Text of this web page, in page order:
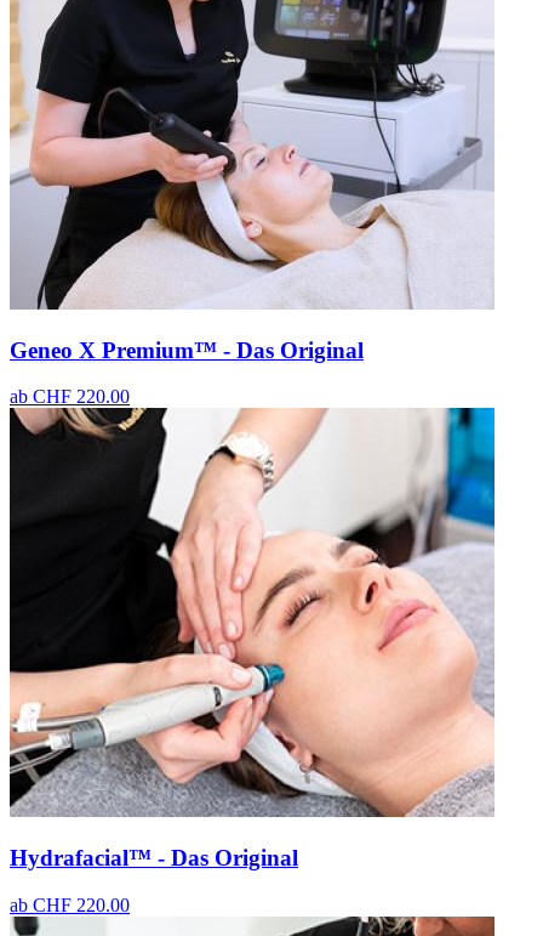
Geneo X Premium™ - Das Original
ab CHF 220.00
Hydrafacial™ - Das Original
ab CHF 220.00